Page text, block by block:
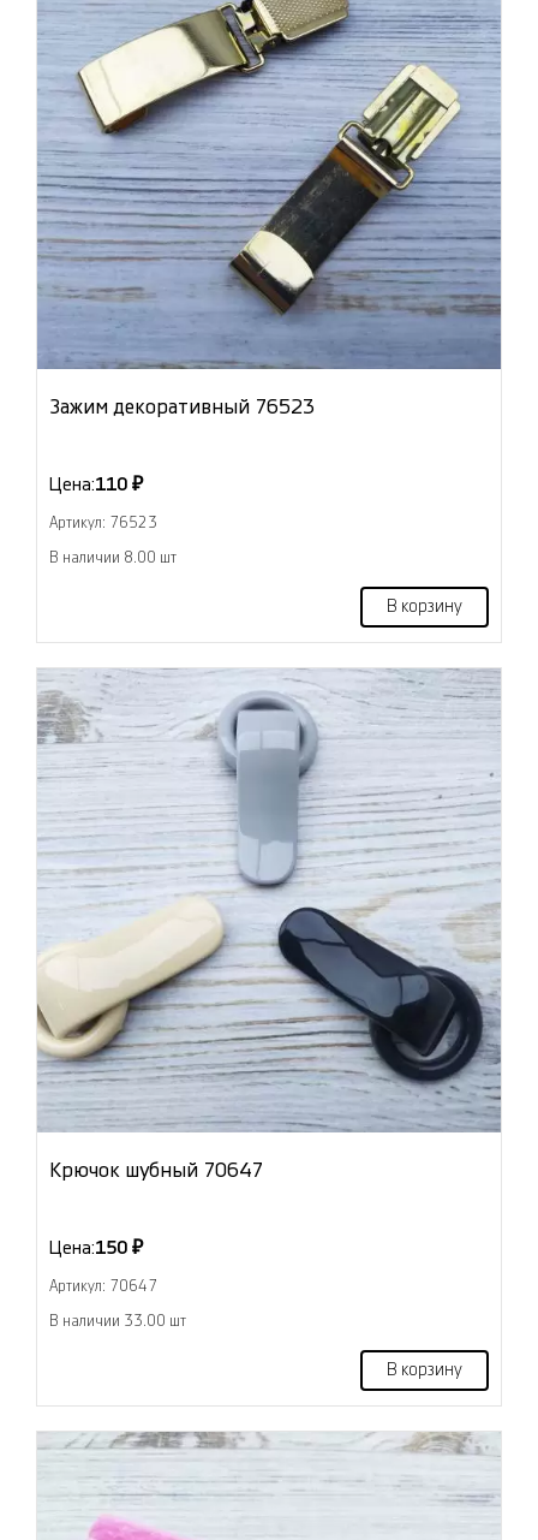
Зажим декоративный 76523
Цена:110 ₽
Артикул: 76523
В наличии 8.00 шт
В корзину
Крючок шубный 70647
Цена:150 ₽
Артикул: 70647
В наличии 33.00 шт
В корзину